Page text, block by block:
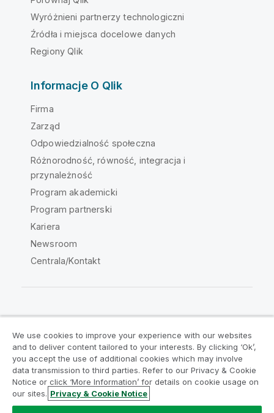
Wyróżnieni partnerzy technologiczni
Źródła i miejsca docelowe danych
Regiony Qlik
Informacje O Qlik
Firma
Zarząd
Odpowiedzialność społeczna
Różnorodność, równość, integracja i
przynależność
Program akademicki
Program partnerski
Kariera
Newsroom
Centrala/Kontakt
Umowy prawne
Warunki produktu
Legal Policies
Legal Policies
Warunki korzystania
Znaki towarowe
Do Not Share My Info
We use cookies to improve your experience with our websites
and to deliver content tailored to your interests. By clicking ‘Ok’,
you accept the use of additional cookies which may involve
data transmission to third parties. Refer to our Privacy & Cookie
Notice or click ‘More Information’ for details on cookie usage on
our sites. Privacy & Cookie Notice